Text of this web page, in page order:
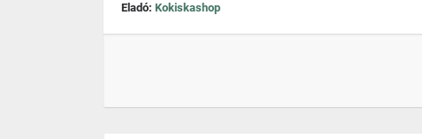
Eladó: Kokiskashop